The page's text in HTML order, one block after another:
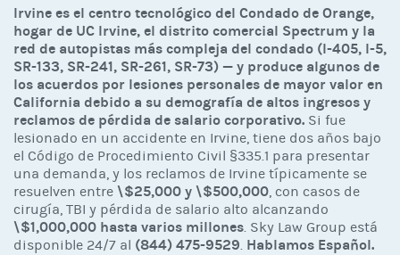
Irvine es el centro tecnológico del Condado de Orange,
hogar de UC Irvine, el distrito comercial Spectrum y la
red de autopistas más compleja del condado (I-405, I-5,
SR-133, SR-241, SR-261, SR-73) — y produce algunos de
los acuerdos por lesiones personales de mayor valor en
California debido a su demografía de altos ingresos y
reclamos de pérdida de salario corporativo. Si fue
lesionado en un accidente en Irvine, tiene dos años bajo
el Código de Procedimiento Civil §335.1 para presentar
una demanda, y los reclamos de Irvine típicamente se
resuelven entre \$25,000 y \$500,000, con casos de
cirugía, TBI y pérdida de salario alto alcanzando
\$1,000,000 hasta varios millones. Sky Law Group está
disponible 24/7 al (844) 475-9529. Hablamos Español.